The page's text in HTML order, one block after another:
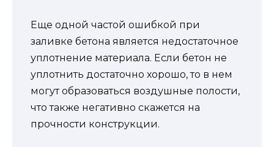
Еще одной частой ошибкой при
заливке бетона является недостаточное
уплотнение материала. Если бетон не
уплотнить достаточно хорошо, то в нем
могут образоваться воздушные полости,
что также негативно скажется на
прочности конструкции.